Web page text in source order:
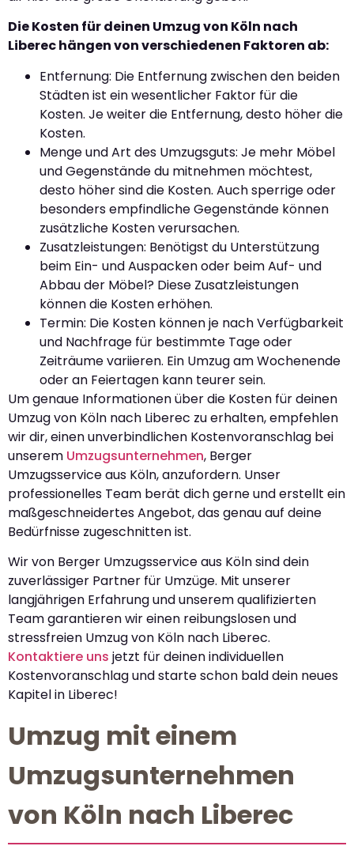
Die Kosten für deinen Umzug von Köln nach
Liberec hängen von verschiedenen Faktoren ab:
Entfernung: Die Entfernung zwischen den beiden
Städten ist ein wesentlicher Faktor für die
Kosten. Je weiter die Entfernung, desto höher die
Kosten.
Menge und Art des Umzugsguts: Je mehr Möbel
und Gegenstände du mitnehmen möchtest,
desto höher sind die Kosten. Auch sperrige oder
besonders empfindliche Gegenstände können
zusätzliche Kosten verursachen.
Zusatzleistungen: Benötigst du Unterstützung
beim Ein- und Auspacken oder beim Auf- und
Abbau der Möbel? Diese Zusatzleistungen
können die Kosten erhöhen.
Termin: Die Kosten können je nach Verfügbarkeit
und Nachfrage für bestimmte Tage oder
Zeiträume variieren. Ein Umzug am Wochenende
oder an Feiertagen kann teurer sein.
Um genaue Informationen über die Kosten für deinen
Umzug von Köln nach Liberec zu erhalten, empfehlen
wir dir, einen unverbindlichen Kostenvoranschlag bei
unserem Umzugsunternehmen, Berger
Umzugsservice aus Köln, anzufordern. Unser
professionelles Team berät dich gerne und erstellt ein
maßgeschneidertes Angebot, das genau auf deine
Bedürfnisse zugeschnitten ist.
Wir von Berger Umzugsservice aus Köln sind dein
zuverlässiger Partner für Umzüge. Mit unserer
langjährigen Erfahrung und unserem qualifizierten
Team garantieren wir einen reibungslosen und
stressfreien Umzug von Köln nach Liberec.
Kontaktiere uns jetzt für deinen individuellen
Kostenvoranschlag und starte schon bald dein neues
Kapitel in Liberec!
Umzug mit einem
Umzugsunternehmen
von Köln nach Liberec